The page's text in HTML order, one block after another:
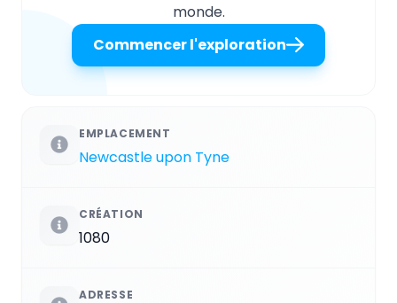
monde.
Commencer l'exploration
EMPLACEMENT
Newcastle upon Tyne
CRÉATION
1080
ADRESSE